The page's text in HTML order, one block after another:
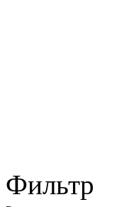
Фильтр